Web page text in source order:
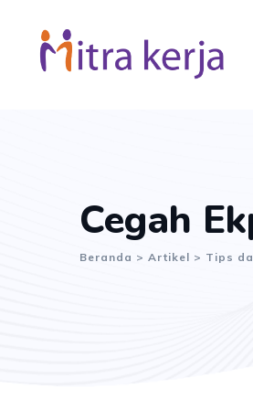
content
Cegah
Beranda > Artikel > Tips